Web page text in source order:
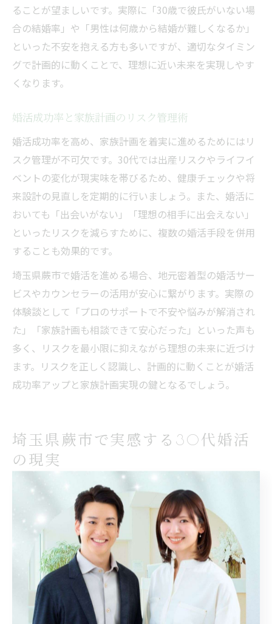
ることが望ましいです。実際に「30歳で彼氏がいない場
合の結婚率」や「男性は何歳から結婚が難しくなるか」
といった不安を抱える方も多いですが、適切なタイミン
グで計画的に動くことで、理想に近い未来を実現しやす
くなります。
婚活成功率と家族計画のリスク管理術
婚活成功率を高め、家族計画を着実に進めるためにはリ
スク管理が不可欠です。30代では出産リスクやライフイ
ベントの変化が現実味を帯びるため、健康チェックや将
来設計の見直しを定期的に行いましょう。また、婚活に
おいても「出会いがない」「理想の相手に出会えない」
といったリスクを減らすために、複数の婚活手段を併用
することも効果的です。
埼玉県蕨市で婚活を進める場合、地元密着型の婚活サー
ビスやカウンセラーの活用が安心に繋がります。実際の
体験談として「プロのサポートで不安や悩みが解消され
た」「家族計画も相談できて安心だった」といった声も
多く、リスクを最小限に抑えながら理想の未来に近づけ
ます。リスクを正しく認識し、計画的に動くことが婚活
成功率アップと家族計画実現の鍵となるでしょう。
埼玉県蕨市で実感する30代婚活
の現実
30代婚活の現実と成功率を知るきっかけ
30代で婚活を始める方の多くは、仕事や生活が落ち着き
始めたタイミングで「そろそろ将来のパートナーを」と
考え始めます。しかし、現実には「30歳で彼氏がおらず
結婚できる確率は？」と不安を感じる方も少なくありま
せん。実際、年齢が上がるごとに婚活市場での成功率が